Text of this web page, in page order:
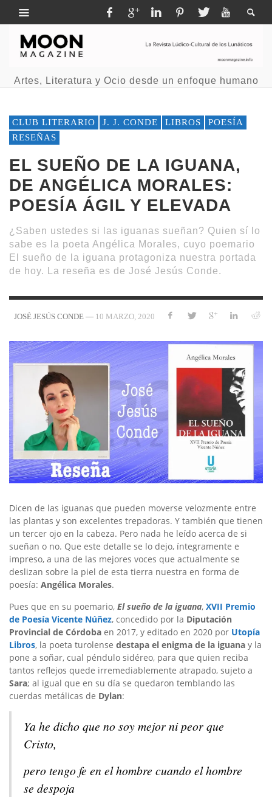
Artes, Literatura y Ocio desde un enfoque humano
CLUB LITERARIO J. J. CONDE LIBROS
POESÍA
RESEÑAS
EL SUEÑO DE LA IGUANA,
DE ANGÉLICA MORALES:
POESÍA ÁGIL Y ELEVADA
¿Saben ustedes si las iguanas sueñan? Quien sí lo
sabe es la poeta Angélica Morales, cuyo poemario
El sueño de la iguana protagoniza nuestra portada
de hoy. La reseña es de José Jesús Conde.
JOSÉ JESÚS CONDE — 10 MARZO, 2020
Dicen de las iguanas que pueden moverse velozmente entre
las plantas y son excelentes trepadoras. Y también que tienen
un tercer ojo en la cabeza. Pero nada he leído acerca de si
sueñan o no. Que este detalle se lo dejo, íntegramente e
impreso, a una de las mejores voces que actualmente se
deslizan sobre la piel de esta tierra nuestra en forma de
poesía: Angélica Morales.
Pues que en su poemario, El sueño de la iguana, XVII Premio
de Poesía Vicente Núñez, concedido por la Diputación
Provincial de Córdoba en 2017, y editado en 2020 por Utopía
Libros, la poeta turolense destapa el enigma de la iguana y la
pone a soñar, cual péndulo sidéreo, para que quien reciba
tantos reflejos quede irremediablemente atrapado, sujeto a
Sara; al igual que en su día se quedaron temblando las
cuerdas metálicas de Dylan:
Ya he dicho que no soy mejor ni peor que
Cristo,
pero tengo fe en el hombre cuando el hombre
se despoja